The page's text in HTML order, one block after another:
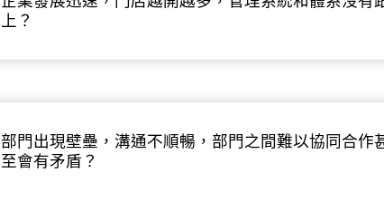
上？
部門出現壁壘，溝通不順暢，部門之間難以協同合作
至會有矛盾？